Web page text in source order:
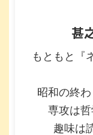
甚
もともと『
昭和の終
専攻は哲
趣味は